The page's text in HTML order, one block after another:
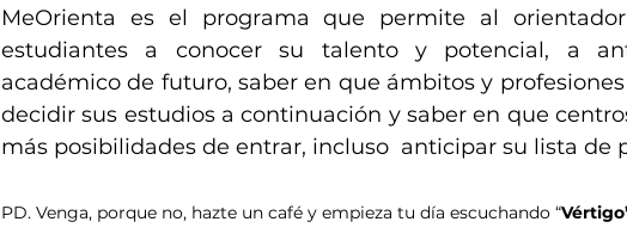
MeOrienta es el programa que permite al
estudiantes a conocer su talento y potencial, a
académico de futuro, saber en que ámbitos y
decidir sus estudios a continuación y saber en que
más posibilidades de entrar, incluso  anticipar su lista de
PD. Venga, porque no, hazte un café y empieza tu día escuchando “